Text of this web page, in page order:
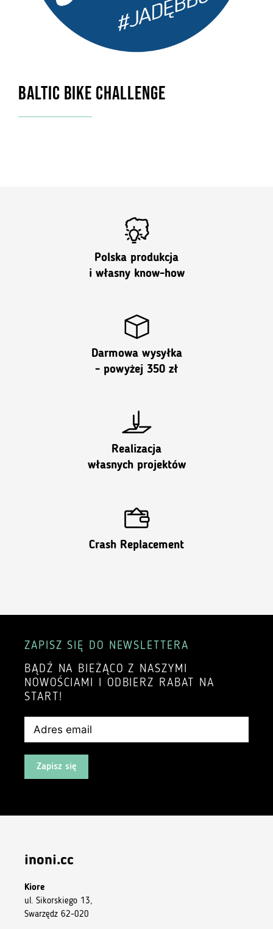
BALTIC BIKE CHALLENGE
Polska produkcja
i własny know-how
Darmowa wysyłka
- powyżej 350 zł
Realizacja
własnych projektów
Crash Replacement
ZAPISZ SIĘ DO NEWSLETTERA
BĄDŹ NA BIEŻĄCO Z NASZYMI
NOWOŚCIAMI I ODBIERZ RABAT NA
START!
Zapisz się
inoni.cc
Kiore
ul. Sikorskiego 13,
Swarzędz 62-020